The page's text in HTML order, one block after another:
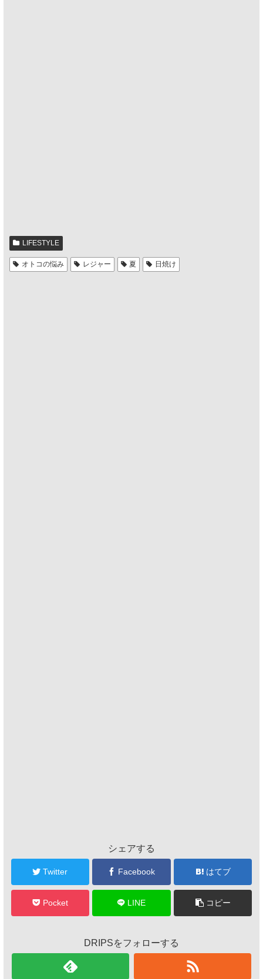
LIFESTYLE
オトコの悩み レジャー 夏 日焼け
シェアする
Twitter Facebook はてブ
Pocket LINE コピー
DRIPSをフォローする